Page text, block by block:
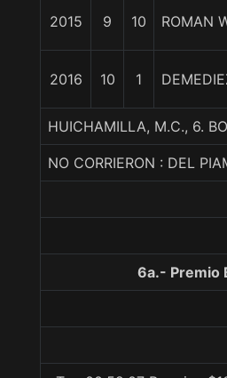
2015 9 10 ROMAN
2016 10 1
HUICHAMILLA, M.C., 6.
NO CORRIERON : DEL
6a.- Premio